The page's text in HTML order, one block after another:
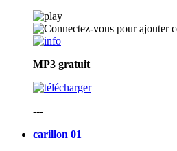
MP3 gratuit
---
carillon 01